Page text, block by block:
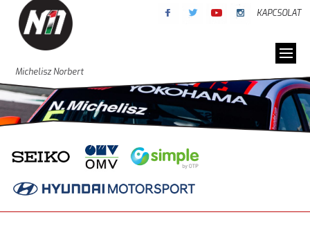
KAPCSOLAT
Michelisz Norbert